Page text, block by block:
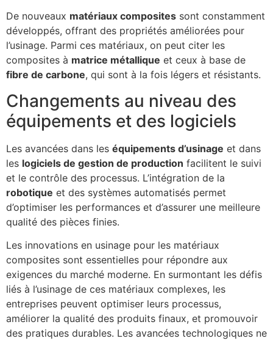
De nouveaux matériaux composites sont constamment
développés, offrant des propriétés améliorées pour
l’usinage. Parmi ces matériaux, on peut citer les
composites à matrice métallique et ceux à base de
fibre de carbone, qui sont à la fois légers et résistants.
Changements au niveau des
équipements et des logiciels
Les avancées dans les équipements d’usinage et dans
les logiciels de gestion de production facilitent le suivi
et le contrôle des processus. L’intégration de la
robotique et des systèmes automatisés permet
d’optimiser les performances et d’assurer une meilleure
qualité des pièces finies.
Les innovations en usinage pour les matériaux
composites sont essentielles pour répondre aux
exigences du marché moderne. En surmontant les défis
liés à l’usinage de ces matériaux complexes, les
entreprises peuvent optimiser leurs processus,
améliorer la qualité des produits finaux, et promouvoir
des pratiques durables. Les avancées technologiques ne